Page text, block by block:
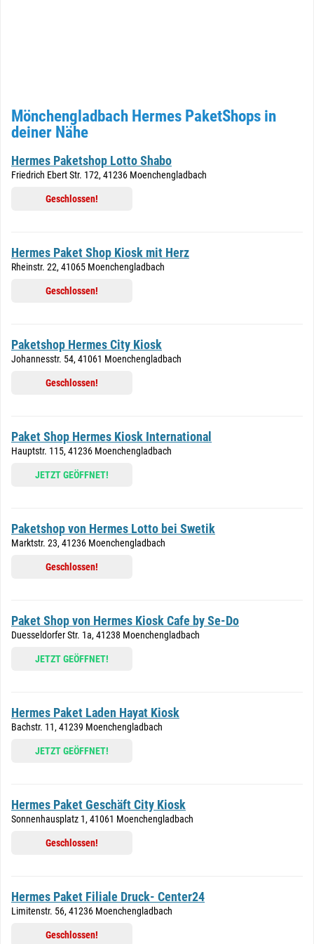
Mönchengladbach Hermes PaketShops in
deiner Nähe
Hermes Paketshop Lotto Shabo
Friedrich Ebert Str. 172, 41236 Moenchengladbach
Geschlossen!
Hermes Paket Shop Kiosk mit Herz
Rheinstr. 22, 41065 Moenchengladbach
Geschlossen!
Paketshop Hermes City Kiosk
Johannesstr. 54, 41061 Moenchengladbach
Geschlossen!
Paket Shop Hermes Kiosk International
Hauptstr. 115, 41236 Moenchengladbach
JETZT GEÖFFNET!
Paketshop von Hermes Lotto bei Swetik
Marktstr. 23, 41236 Moenchengladbach
Geschlossen!
Paket Shop von Hermes Kiosk Cafe by Se-Do
Duesseldorfer Str. 1a, 41238 Moenchengladbach
JETZT GEÖFFNET!
Hermes Paket Laden Hayat Kiosk
Bachstr. 11, 41239 Moenchengladbach
JETZT GEÖFFNET!
Hermes Paket Geschäft City Kiosk
Sonnenhausplatz 1, 41061 Moenchengladbach
Geschlossen!
Hermes Paket Filiale Druck- Center24
Limitenstr. 56, 41236 Moenchengladbach
Geschlossen!